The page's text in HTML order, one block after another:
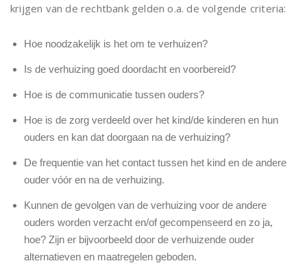
krijgen van de rechtbank gelden o.a. de volgende criteria:
Hoe noodzakelijk is het om te verhuizen?
Is de verhuizing goed doordacht en voorbereid?
Hoe is de communicatie tussen ouders?
Hoe is de zorg verdeeld over het kind/de kinderen en hun
ouders en kan dat doorgaan na de verhuizing?
De frequentie van het contact tussen het kind en de andere
ouder vóór en na de verhuizing.
Kunnen de gevolgen van de verhuizing voor de andere
ouders worden verzacht en/of gecompenseerd en zo ja,
hoe? Zijn er bijvoorbeeld door de verhuizende ouder
alternatieven en maatregelen geboden.